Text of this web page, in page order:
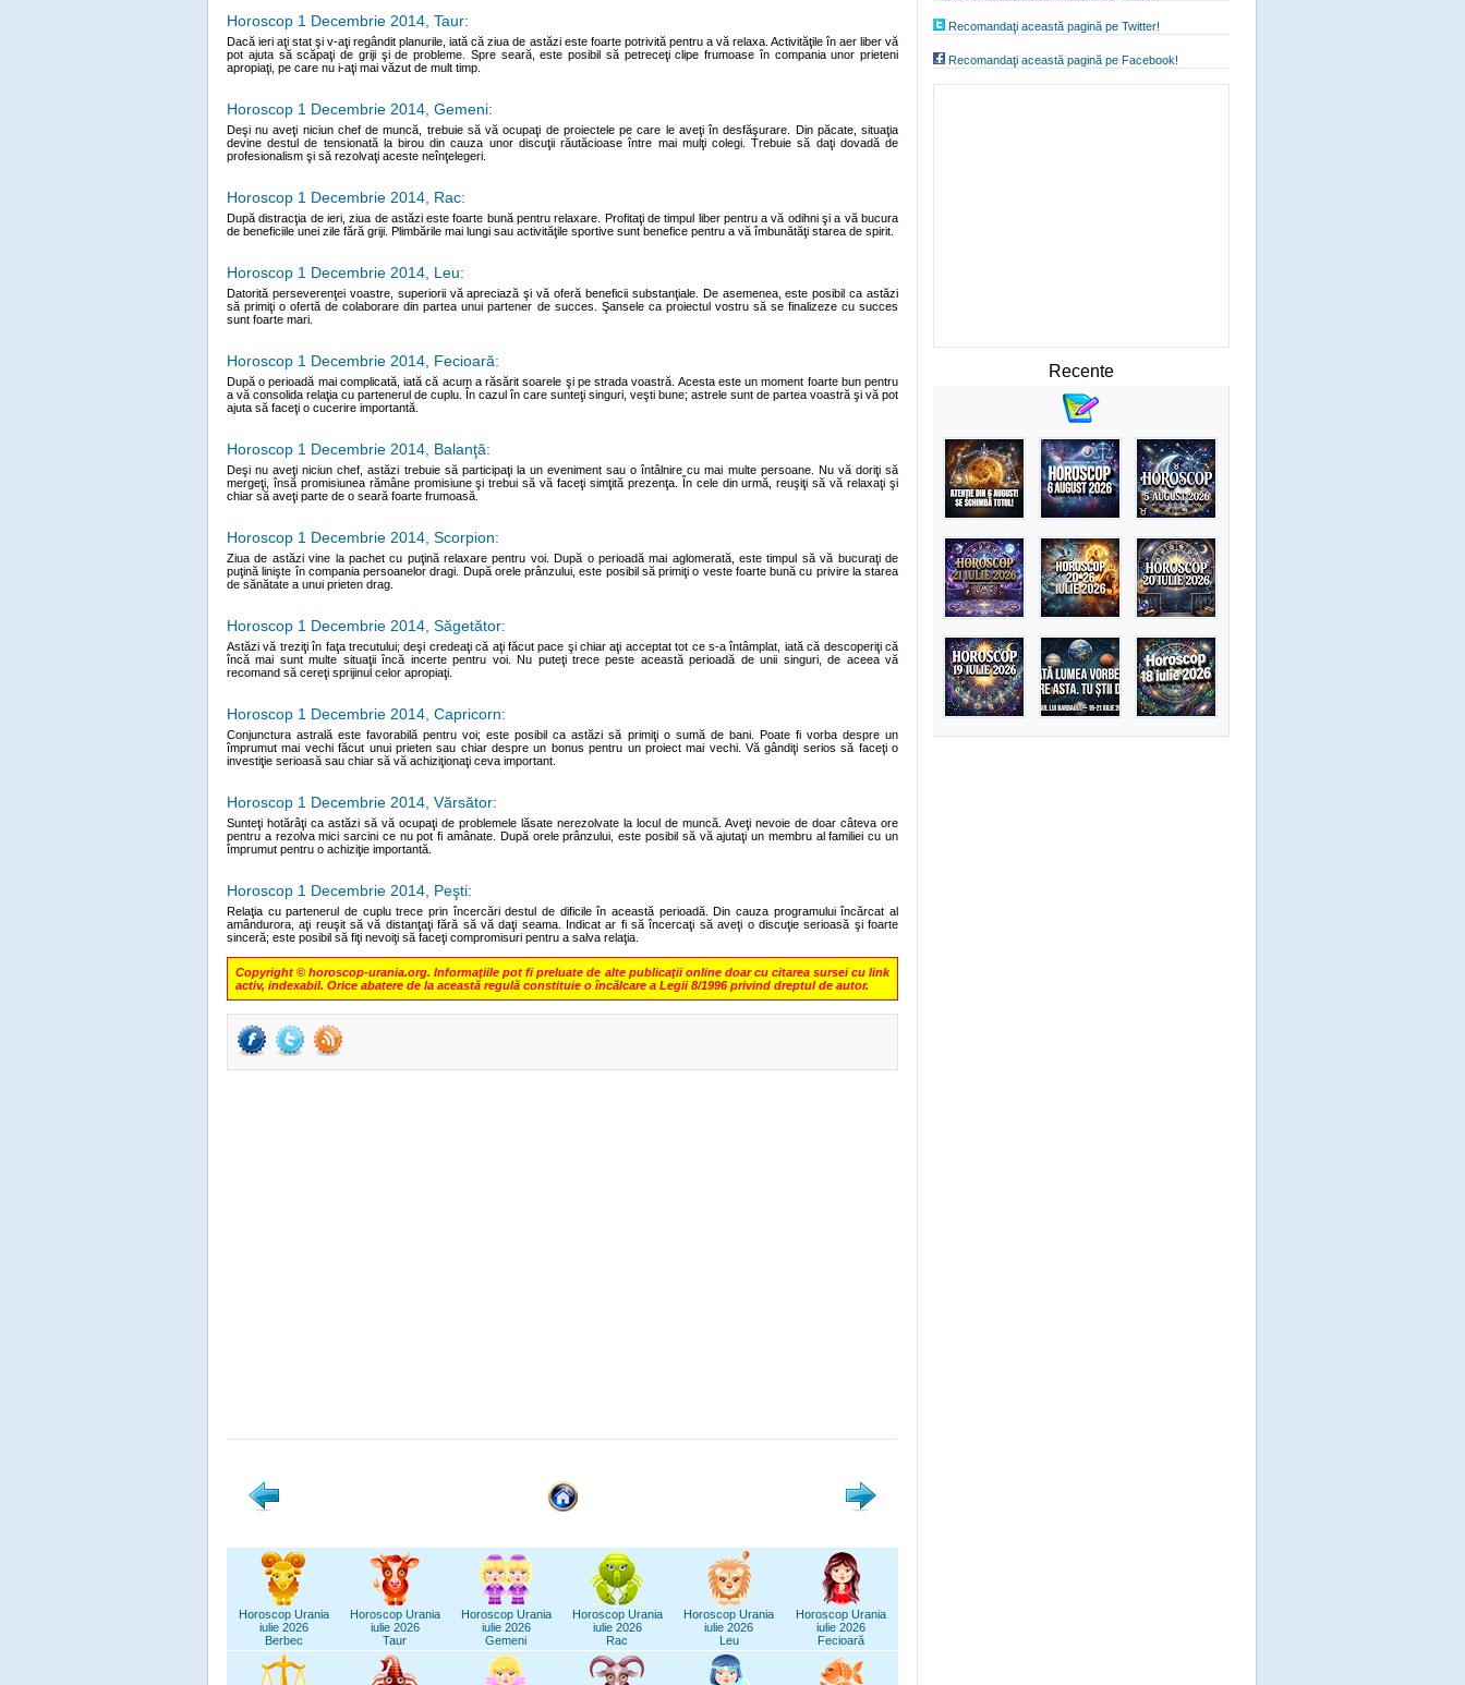
Horoscop 1 Decembrie 2014, Taur:
Dacă ieri aţi stat şi v-aţi regândit planurile, iată că ziua de astăzi este foarte potrivită pentru a vă relaxa. Activităţile în aer liber vă
pot ajuta să scăpaţi de griji şi de probleme. Spre seară, este posibil să petreceţi clipe frumoase în compania unor prieteni
apropiaţi, pe care nu i-aţi mai văzut de mult timp.
Horoscop 1 Decembrie 2014, Gemeni:
Deşi nu aveţi niciun chef de muncă, trebuie să vă ocupaţi de proiectele pe care le aveţi în desfăşurare. Din păcate, situaţia
devine destul de tensionată la birou din cauza unor discuţii răutăcioase între mai mulţi colegi. Trebuie să daţi dovadă de
profesionalism şi să rezolvaţi aceste neînţelegeri.
Horoscop 1 Decembrie 2014, Rac:
După distracţia de ieri, ziua de astăzi este foarte bună pentru relaxare. Profitaţi de timpul liber pentru a vă odihni şi a vă bucura
de beneficiile unei zile fără griji. Plimbările mai lungi sau activităţile sportive sunt benefice pentru a vă îmbunătăţi starea de spirit.
Horoscop 1 Decembrie 2014, Leu:
Datorită perseverenţei voastre, superiorii vă apreciază şi vă oferă beneficii substanţiale. De asemenea, este posibil ca astăzi
să primiţi o ofertă de colaborare din partea unui partener de succes. Şansele ca proiectul vostru să se finalizeze cu succes
sunt foarte mari.
Horoscop 1 Decembrie 2014, Fecioară:
După o perioadă mai complicată, iată că acum a răsărit soarele şi pe strada voastră. Acesta este un moment foarte bun pentru
a vă consolida relaţia cu partenerul de cuplu. În cazul în care sunteţi singuri, veşti bune; astrele sunt de partea voastră şi vă pot
ajuta să faceţi o cucerire importantă.
Horoscop 1 Decembrie 2014, Balanţă:
Deşi nu aveţi niciun chef, astăzi trebuie să participaţi la un eveniment sau o întâlnire cu mai multe persoane. Nu vă doriţi să
mergeţi, însă promisiunea rămâne promisiune şi trebui să vă faceţi simţită prezenţa. În cele din urmă, reuşiţi să vă relaxaţi şi
chiar să aveţi parte de o seară foarte frumoasă.
Horoscop 1 Decembrie 2014, Scorpion:
Ziua de astăzi vine la pachet cu puţină relaxare pentru voi. După o perioadă mai aglomerată, este timpul să vă bucuraţi de
puţină linişte în compania persoanelor dragi. După orele prânzului, este posibil să primiţi o veste foarte bună cu privire la starea
de sănătate a unui prieten drag.
Horoscop 1 Decembrie 2014, Săgetător:
Astăzi vă treziţi în faţa trecutului; deşi credeaţi că aţi făcut pace şi chiar aţi acceptat tot ce s-a întâmplat, iată că descoperiţi că
încă mai sunt multe situaţii încă incerte pentru voi. Nu puteţi trece peste această perioadă de unii singuri, de aceea vă
recomand să cereţi sprijinul celor apropiaţi.
Horoscop 1 Decembrie 2014, Capricorn:
Conjunctura astrală este favorabilă pentru voi; este posibil ca astăzi să primiţi o sumă de bani. Poate fi vorba despre un
împrumut mai vechi făcut unui prieten sau chiar despre un bonus pentru un proiect mai vechi. Vă gândiţi serios să faceţi o
investiţie serioasă sau chiar să vă achiziţionaţi ceva important.
Horoscop 1 Decembrie 2014, Vărsător:
Sunteţi hotărâţi ca astăzi să vă ocupaţi de problemele lăsate nerezolvate la locul de muncă. Aveţi nevoie de doar câteva ore
pentru a rezolva mici sarcini ce nu pot fi amânate. După orele prânzului, este posibil să vă ajutaţi un membru al familiei cu un
împrumut pentru o achiziţie importantă.
Horoscop 1 Decembrie 2014, Peşti:
Relaţia cu partenerul de cuplu trece prin încercări destul de dificile în această perioadă. Din cauza programului încărcat al
amândurora, aţi reuşit să vă distanţaţi fără să vă daţi seama. Indicat ar fi să încercaţi să aveţi o discuţie serioasă şi foarte
sinceră; este posibil să fiţi nevoiţi să faceţi compromisuri pentru a salva relaţia.
Copyright © horoscop-urania.org. Informaţiile pot fi preluate de alte publicaţii online doar cu citarea sursei cu link
activ, indexabil. Orice abatere de la această regulă constituie o încălcare a Legii 8/1996 privind dreptul de autor.
Horoscop Urania
iulie 2026
Berbec
Horoscop Urania
iulie 2026
Taur
Horoscop Urania
iulie 2026
Gemeni
Horoscop Urania
iulie 2026
Rac
Horoscop Urania
iulie 2026
Leu
Horoscop Urania
iulie 2026
Fecioară
Recomandaţi această pagină pe Twitter!
Recomandaţi această pagină pe Facebook!
Recente